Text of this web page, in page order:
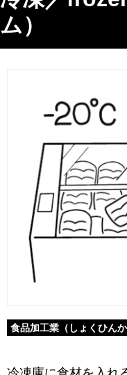
ム）
食品加工業（しょくひんか